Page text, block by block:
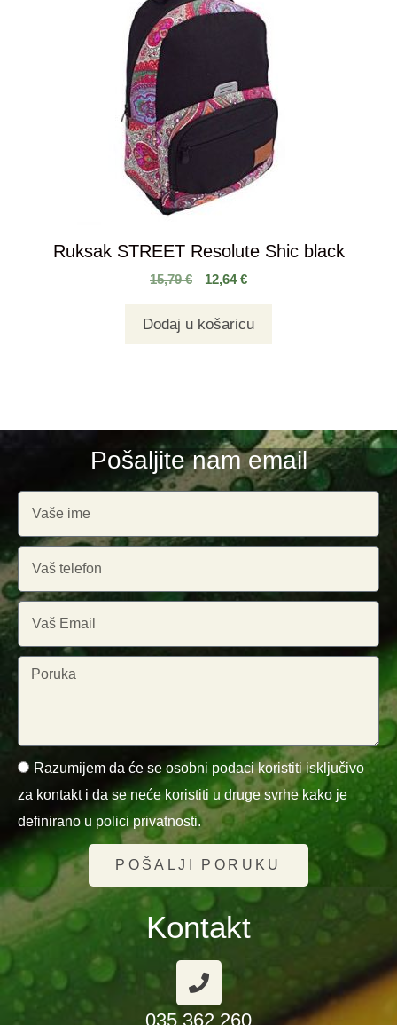
Ruksak STREET Resolute Shic black
15,79€ 12,64€
Dodaj u košaricu
Pošaljite nam email
Razumijem da će se osobni podaci koristiti isključivo
za kontakt i da se neće koristiti u druge svrhe kako je
definirano u polici privatnosti.
POŠALJI PORUKU
Kontakt
035 362 260